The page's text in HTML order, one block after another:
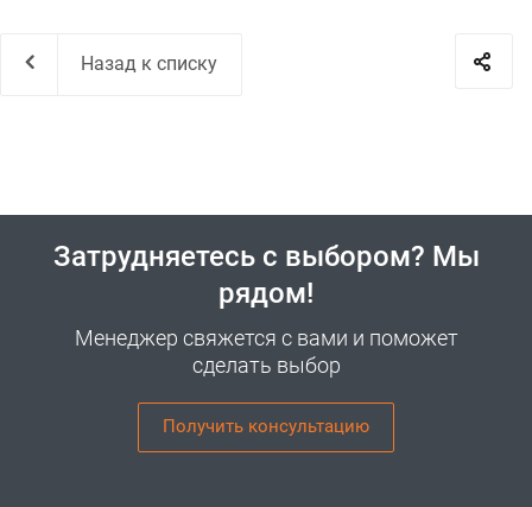
Назад к списку
Затрудняетесь с выбором? Мы
рядом!
Менеджер свяжется с вами и поможет
сделать выбор
Получить консультацию